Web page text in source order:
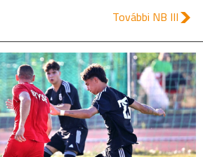
További NB III